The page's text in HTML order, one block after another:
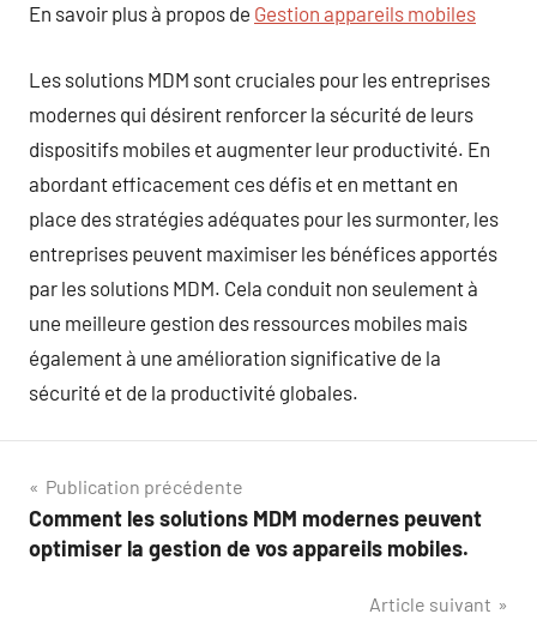
En savoir plus à propos de Gestion appareils mobiles
Les solutions MDM sont cruciales pour les entreprises
modernes qui désirent renforcer la sécurité de leurs
dispositifs mobiles et augmenter leur productivité. En
abordant efficacement ces défis et en mettant en
place des stratégies adéquates pour les surmonter, les
entreprises peuvent maximiser les bénéfices apportés
par les solutions MDM. Cela conduit non seulement à
une meilleure gestion des ressources mobiles mais
également à une amélioration significative de la
sécurité et de la productivité globales.
Navigation
de
Publication précédente
Comment les solutions MDM modernes peuvent
optimiser la gestion de vos appareils mobiles.
Article suivant